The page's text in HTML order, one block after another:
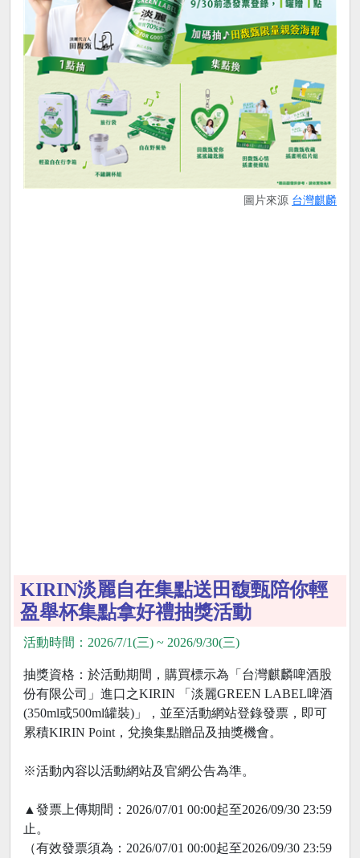
圖片來源 台灣麒麟
KIRIN淡麗自在集點送田馥甄陪你輕
盈舉杯集點拿好禮抽獎活動
活動時間：2026/7/1(三) ~ 2026/9/30(三)
抽獎資格：於活動期間，購買標示為「台灣麒麟啤酒股
份有限公司」進口之KIRIN 「淡麗GREEN LABEL啤酒
(350ml或500ml罐裝)」，並至活動網站登錄發票，即可
累積KIRIN Point，兌換集點贈品及抽獎機會。
※活動內容以活動網站及官網公告為準。
▲發票上傳期間：2026/07/01 00:00起至2026/09/30 23:59
止。
（有效發票須為：2026/07/01 00:00起至2026/09/30 23:59